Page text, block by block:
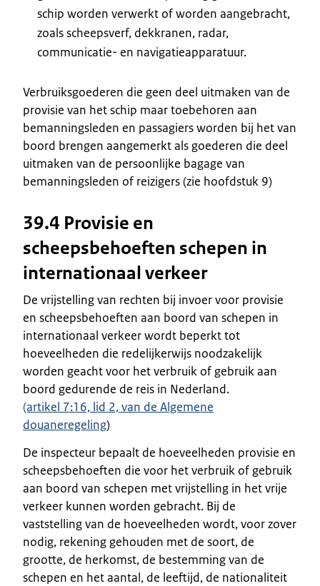
schip worden verwerkt of worden aangebracht,
zoals scheepsverf, dekkranen, radar,
communicatie- en navigatieapparatuur.
Verbruiksgoederen die geen deel uitmaken van de
provisie van het schip maar toebehoren aan
bemanningsleden en passagiers worden bij het van
boord brengen aangemerkt als goederen die deel
uitmaken van de persoonlijke bagage van
bemanningsleden of reizigers (zie hoofdstuk 9)
39.4 Provisie en
scheepsbehoeften schepen in
internationaal verkeer
De vrijstelling van rechten bij invoer voor provisie
en scheepsbehoeften aan boord van schepen in
internationaal verkeer wordt beperkt tot
hoeveelheden die redelijkerwijs noodzakelijk
worden geacht voor het verbruik of gebruik aan
boord gedurende de reis in Nederland.
(artikel 7:16, lid 2, van de Algemene
douaneregeling)
De inspecteur bepaalt de hoeveelheden provisie en
scheepsbehoeften die voor het verbruik of gebruik
aan boord van schepen met vrijstelling in het vrije
verkeer kunnen worden gebracht. Bij de
vaststelling van de hoeveelheden wordt, voor zover
nodig, rekening gehouden met de soort, de
grootte, de herkomst, de bestemming van de
schepen en het aantal, de leeftijd, de nationaliteit